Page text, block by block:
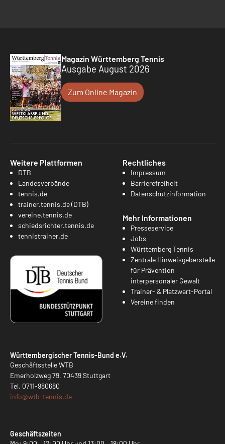
Magazin Württemberg Tennis
Ausgabe August 2026
Zum Online Magazin
Weitere Plattformen
DTB
Landesverbände
tennis.de
trainer.tennis.de (DTB)
vereine.tennis.de
schiedsrichter.tennis.de
tennistrainer.de
Rechtliches
Impressum
Barrierefreiheit
Datenschutzinformation
Mehr Informationen
Presseservice
Jobs
Württemberg Tennis
Zentrale Hinweisgeberstelle
für Prävention
interpersonaler Gewalt
Trainer- & Platzwart-Portal
Vereine finden
Württembergischer Tennis-Bund e.V.
Geschäftsstelle WTB
Emerholzweg 79, 70439 Stuttgart
Tel. 0711-980680
info@wtb-tennis.de
Geschäftszeiten